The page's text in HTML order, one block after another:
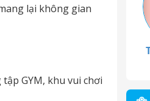
lại không gian
GYM, khu vui chơi